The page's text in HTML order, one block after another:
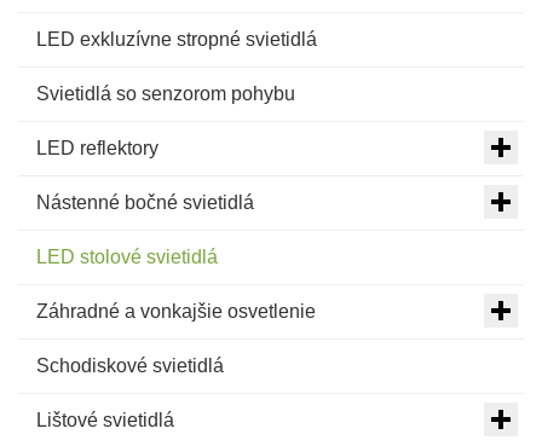
LED exkluzívne stropné svietidlá
Svietidlá so senzorom pohybu
LED reflektory
Nástenné bočné svietidlá
LED stolové svietidlá
Záhradné a vonkajšie osvetlenie
Schodiskové svietidlá
Lištové svietidlá